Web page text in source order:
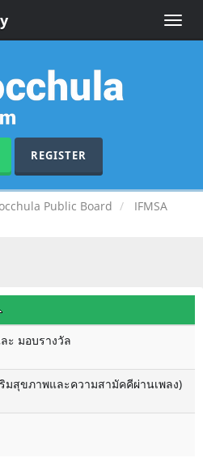
Toggle
REGISTER
Public Board
IFMSA
ะ มอบรางวัล
มสุขภาพและความสามัคคีผ่านเพลง)